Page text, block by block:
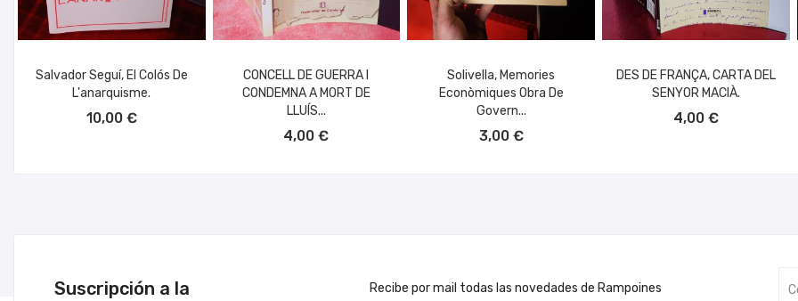
Salvador Seguí, El Colós De
L'anarquisme.
10,00 €
CONCELL DE GUERRA I
CONDEMNA A MORT DE
LLUÍS...
4,00 €
Solivella, Memories
Econòmiques Obra De
Govern...
3,00 €
DES DE FRANÇA, CARTA DEL
SENYOR MACIÀ.
4,00 €
Suscripción a la
Recibe por mail todas las novedades de Rampoines